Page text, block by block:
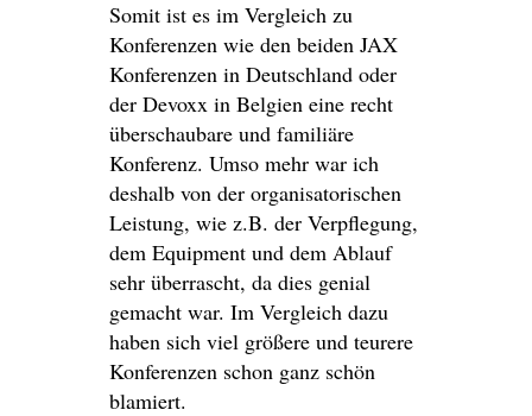
Somit ist es im Vergleich zu
Konferenzen wie den beiden JAX
Konferenzen in Deutschland oder
der Devoxx in Belgien eine recht
überschaubare und familiäre
Konferenz. Umso mehr war ich
deshalb von der organisatorischen
Leistung, wie z.B. der Verpflegung,
dem Equipment und dem Ablauf
sehr überrascht, da dies genial
gemacht war. Im Vergleich dazu
haben sich viel größere und teurere
Konferenzen schon ganz schön
blamiert.